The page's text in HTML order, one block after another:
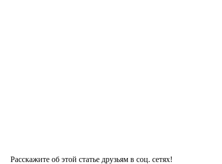
Расскажите об этой статье друзьям в соц. сетях!